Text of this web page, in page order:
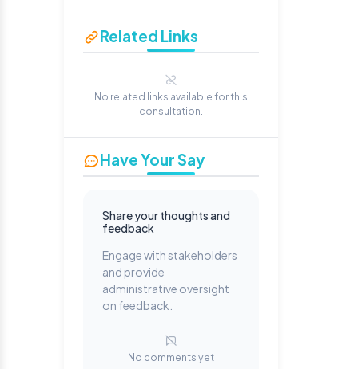
Related Links
No related links available for this
consultation.
Have Your Say
Share your thoughts and
feedback
Engage with stakeholders
and provide
administrative oversight
on feedback.
No comments yet